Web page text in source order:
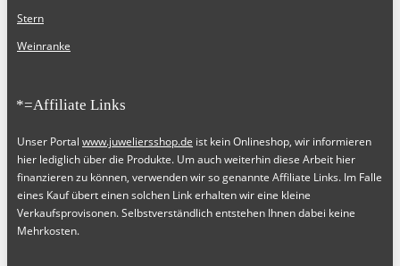
Stern
Weinranke
*=Affiliate Links
Unser Portal www.juweliersshop.de ist kein Onlineshop, wir informieren
hier lediglich über die Produkte. Um auch weiterhin diese Arbeit hier
finanzieren zu können, verwenden wir so genannte Affiliate Links. Im Falle
eines Kauf übert einen solchen Link erhalten wir eine kleine
Verkaufsprovisonen. Selbstverständlich entstehen Ihnen dabei keine
Mehrkosten.